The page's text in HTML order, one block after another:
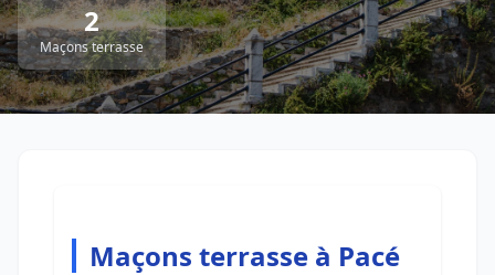
2
Maçons terrasse
Maçons terrasse à Pacé